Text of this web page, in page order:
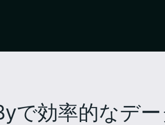
で効率的なデ